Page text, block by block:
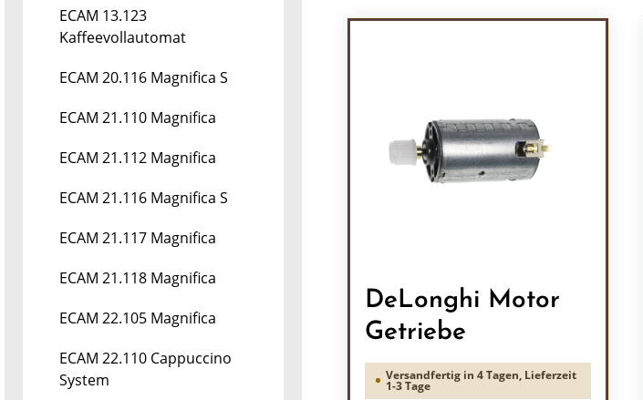
ECAM 13.123
Kaffeevollautomat
ECAM 20.116 Magnifica S
ECAM 21.110 Magnifica
ECAM 21.112 Magnifica
ECAM 21.116 Magnifica S
ECAM 21.117 Magnifica
ECAM 21.118 Magnifica
ECAM 22.105 Magnifica
ECAM 22.110 Cappuccino
System
DeLonghi Motor
Getriebe
Versandfertig in 4 Tagen, Lieferzeit
1-3 Tage